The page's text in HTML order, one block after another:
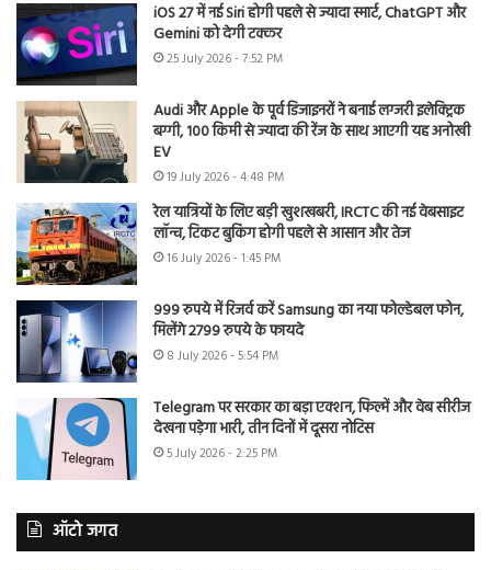
iOS 27 में नई Siri होगी पहले से ज्यादा स्मार्ट, ChatGPT और
Gemini को देगी टक्कर
25 July 2026 - 7:52 PM
Audi और Apple के पूर्व डिजाइनरों ने बनाई लग्जरी इलेक्ट्रिक
बग्गी, 100 किमी से ज्यादा की रेंज के साथ आएगी यह अनोखी
EV
19 July 2026 - 4:48 PM
रेल यात्रियों के लिए बड़ी खुशखबरी, IRCTC की नई वेबसाइट
लॉन्च, टिकट बुकिंग होगी पहले से आसान और तेज
16 July 2026 - 1:45 PM
999 रुपये में रिजर्व करें Samsung का नया फोल्डेबल फोन,
मिलेंगे 2799 रुपये के फायदे
8 July 2026 - 5:54 PM
Telegram पर सरकार का बड़ा एक्शन, फिल्में और वेब सीरीज
देखना पड़ेगा भारी, तीन दिनों में दूसरा नोटिस
5 July 2026 - 2:25 PM
ऑटो जगत